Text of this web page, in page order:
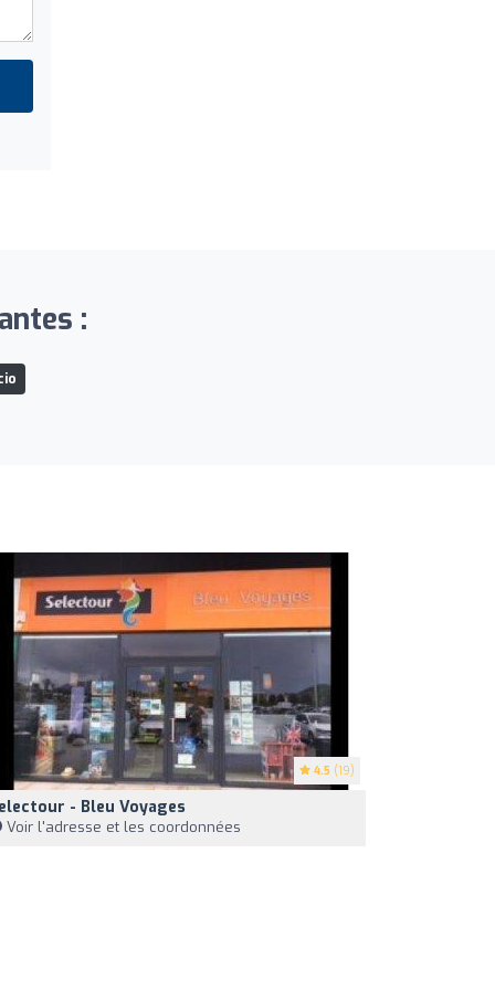
:
4.5 (19)
- Bleu Voyages
Voir l'adresse et les coordonnées